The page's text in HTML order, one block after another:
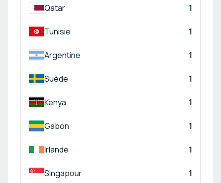
Qatar 1
Tunisie 1
Argentine 1
Suède 1
Kenya 1
Gabon 1
Irlande 1
Singapour 1